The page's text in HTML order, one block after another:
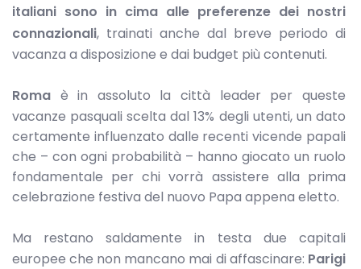
italiani sono in cima alle preferenze dei nostri
connazionali, trainati anche dal breve periodo di
vacanza a disposizione e dai budget più contenuti.
Roma è in assoluto la città leader per queste
vacanze pasquali scelta dal 13% degli utenti, un dato
certamente influenzato dalle recenti vicende papali
che – con ogni probabilità – hanno giocato un ruolo
fondamentale per chi vorrà assistere alla prima
celebrazione festiva del nuovo Papa appena eletto.
Ma restano saldamente in testa due capitali
europee che non mancano mai di affascinare: Parigi